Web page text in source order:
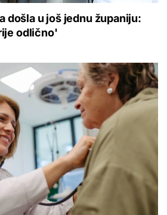
došla u još jednu županiju:
odlično'